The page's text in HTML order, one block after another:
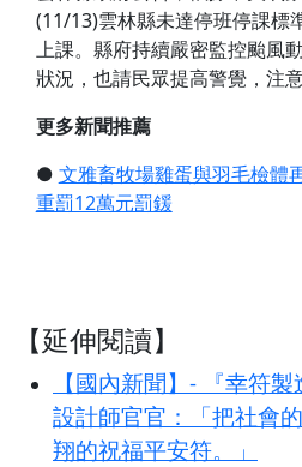
(11/13)雲林縣未達停班停課標
上課。縣府持續嚴密監控颱風
狀況，也請民眾提高警覺，注意
更多新聞推薦
● 文雅畜牧場雞蛋與羽毛檢體
重罰12萬元罰鍰
【延伸閱讀】
【國內新聞】- 『幸符
設計師官官：「把社會
翔的祝福平安符。」